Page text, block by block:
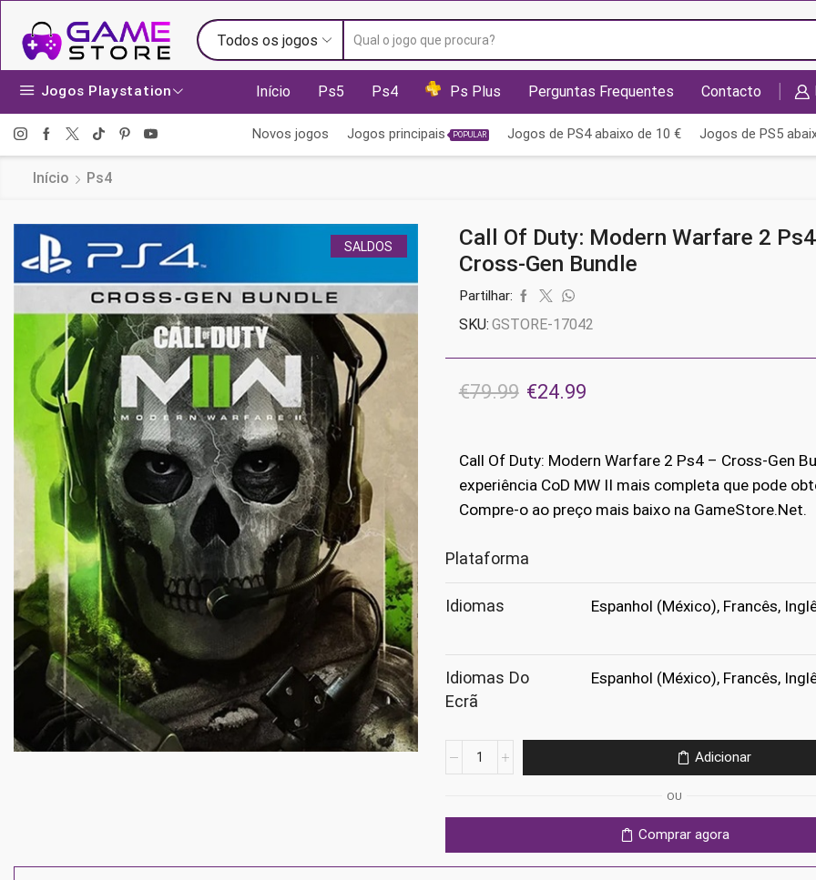
Todos os jogos
de
pesquisa
Jogos Playstation Início Ps5 Ps4 Ps Plus Perguntas Frequentes Contacto
Novos jogos Jogos principais POPULAR Jogos de PS4 abaixo de 10 € Jogos de PS5
Início Ps4
SALDOS
Call Of Duty: Modern Warfare 2
Cross-Gen Bundle
Partilhar:
SKU: GSTORE-17042
€79.99 O
original
era:
€79.99.
€24.99O
atual
é:
€24.99.
Call Of Duty: Modern Warfare 2 Ps4 – Cross-Gen
experiência CoD MW II mais completa que pode
Compre-o ao preço mais baixo na GameStore.Net.
Plataforma
Idiomas Espanhol (México), Francês,
Idiomas Do
Ecrã
Espanhol (México), Francês,
Quantidade
Modern
Warfare
Adicionar
OU
Comprar agora